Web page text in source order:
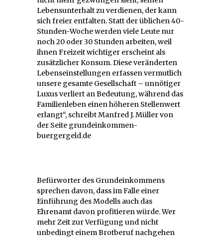
Lebensunterhalt zu verdienen, der kann
sich freier entfalten. Statt der üblichen 40-
Stunden-Woche werden viele Leute nur
noch 20 oder 30 Stunden arbeiten, weil
ihnen Freizeit wichtiger erscheint als
zusätzlicher Konsum. Diese veränderten
Lebenseinstellungen erfassen vermutlich
unsere gesamte Gesellschaft – unnötiger
Luxus verliert an Bedeutung, während das
Familienleben einen höheren Stellenwert
erlangt“, schreibt Manfred J. Müller von
der Seite grundeinkommen-
buergergeld.de
Befürworter des Grundeinkommens
sprechen davon, dass im Falle einer
Einführung des Modells auch das
Ehrenamt davon profitieren würde. Wer
mehr Zeit zur Verfügung und nicht
unbedingt einem Brotberuf nachgehen